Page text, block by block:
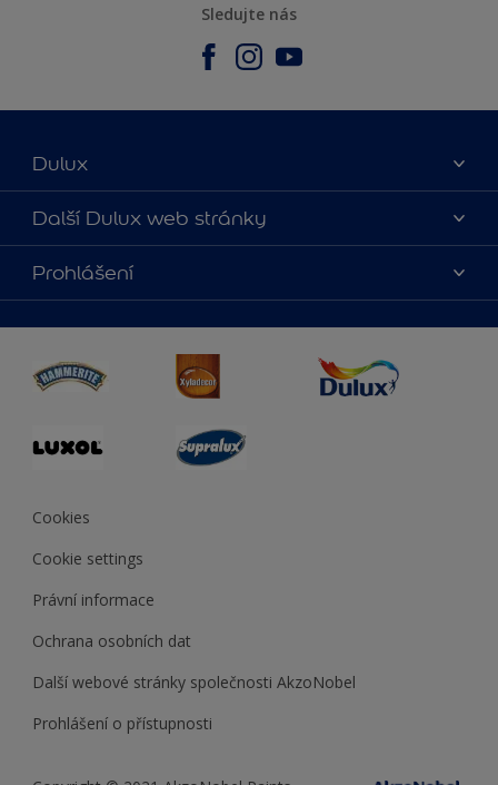
Sledujte nás
Dulux
O nás
Kontaktujte nás
Najít obchod
Další Dulux web stránky
duluxmalir.cz
duluxmaliar.sk
duluxprodejnabarev.cz
duluxpredajnafarieb.sk
Prohlášení
Cookies
Cookie settings
Právní informace
Ochrana osobních dat
Další webové stránky společnosti AkzoNobel
Prohlášení o přístupnosti